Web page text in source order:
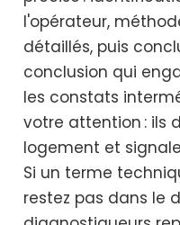
l'opérateur,
détaillés, puis
conclusion qui
les constats
votre attention : ils
logement et
Si un terme
restez pas dans le